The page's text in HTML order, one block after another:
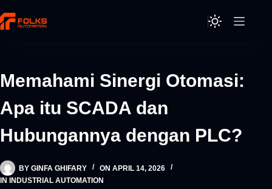
to
Memahami Sinergi Otomasi:
Apa itu SCADA dan
Hubungannya dengan PLC?
BY GINFA GHIFARY ON APRIL 14, 2026
IN
INDUSTRIAL AUTOMATION